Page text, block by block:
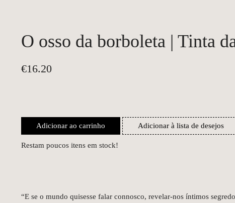
O osso da borboleta | Tinta
€16.20
Adicionar ao carrinho Adicionar à lista de desejos
Restam poucos itens em stock!
“E se o mundo quisesse falar connosco, revelar‑nos íntimos